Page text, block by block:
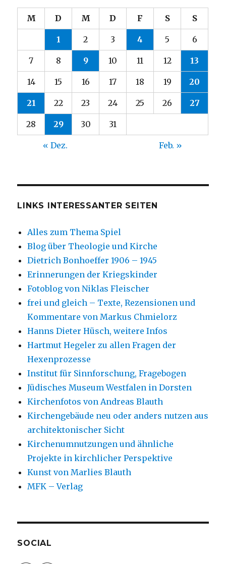
M D M D F S S
1 2 3 4 5 6
7 8 9 10 11 12 13
14 15 16 17 18 19 20
21 22 23 24 25 26 27
28 29 30 31
« Dez. Feb. »
LINKS INTERESSANTER SEITEN
Alles zum Thema Spiel
Blog über Theologie und Kirche
Dietrich Bonhoeffer 1906 – 1945
Erinnerungen der Kriegskinder
Fotoblog von Niklas Fleischer
frei und gleich – Texte, Rezensionen und
Kommentare von Markus Chmielorz
Hanns Dieter Hüsch, weitere Infos
Hartmut Hegeler zu allen Fragen der
Hexenprozesse
Institut für Sinnforschung, Fragebogen
Jüdisches Museum Westfalen in Dorsten
Kirchenfotos von Andreas Blauth
Kirchengebäude neu oder anders nutzen aus
architektonischer Sicht
Kirchenumnutzungen und ähnliche
Projekte in kirchlicher Perspektive
Kunst von Marlies Blauth
MFK – Verlag
SOCIAL